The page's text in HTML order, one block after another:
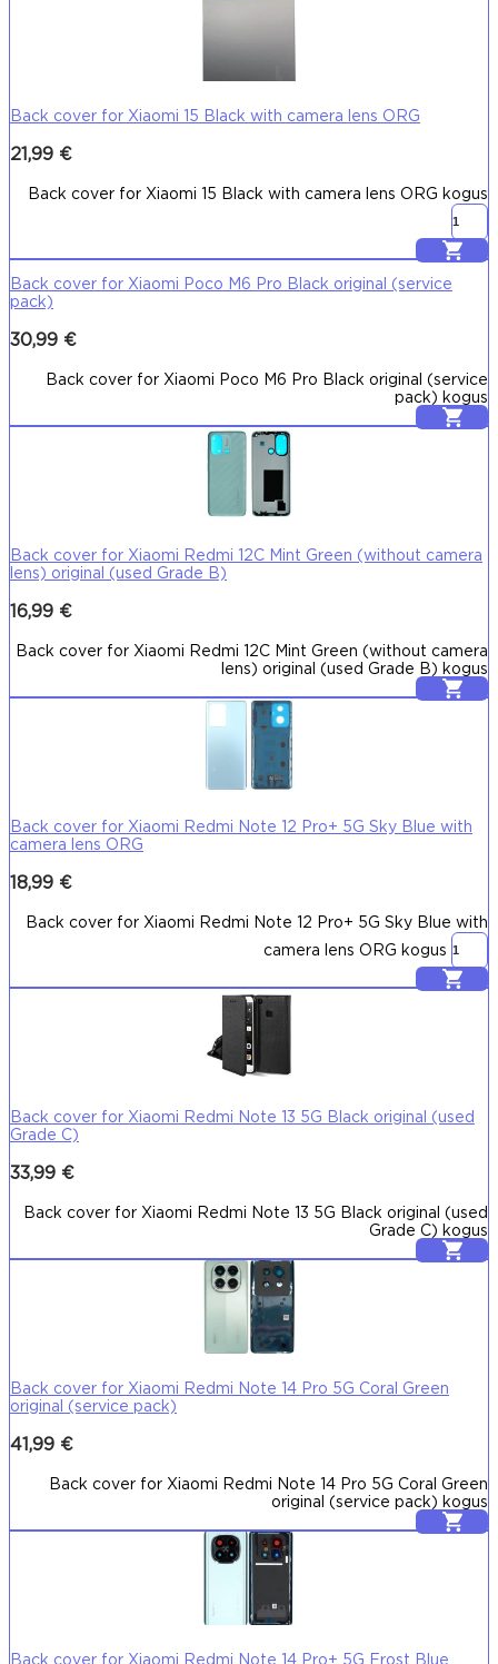
Back cover for Xiaomi 15 Black with camera lens ORG
21,99 €
Back cover for Xiaomi 15 Black with camera lens ORG kogus
Lisa korvi
Back cover for Xiaomi Poco M6 Pro Black original (service
pack)
30,99 €
Back cover for Xiaomi Poco M6 Pro Black original (service
pack) kogus
Lisa korvi
Back cover for Xiaomi Redmi 12C Mint Green (without camera
lens) original (used Grade B)
16,99 €
Back cover for Xiaomi Redmi 12C Mint Green (without camera
lens) original (used Grade B) kogus
Lisa korvi
Back cover for Xiaomi Redmi Note 12 Pro+ 5G Sky Blue with
camera lens ORG
18,99 €
Back cover for Xiaomi Redmi Note 12 Pro+ 5G Sky Blue with
camera lens ORG kogus
Lisa korvi
Back cover for Xiaomi Redmi Note 13 5G Black original (used
Grade C)
33,99 €
Back cover for Xiaomi Redmi Note 13 5G Black original (used
Grade C) kogus
Lisa korvi
Back cover for Xiaomi Redmi Note 14 Pro 5G Coral Green
original (service pack)
41,99 €
Back cover for Xiaomi Redmi Note 14 Pro 5G Coral Green
original (service pack) kogus
Lisa korvi
Back cover for Xiaomi Redmi Note 14 Pro+ 5G Frost Blue